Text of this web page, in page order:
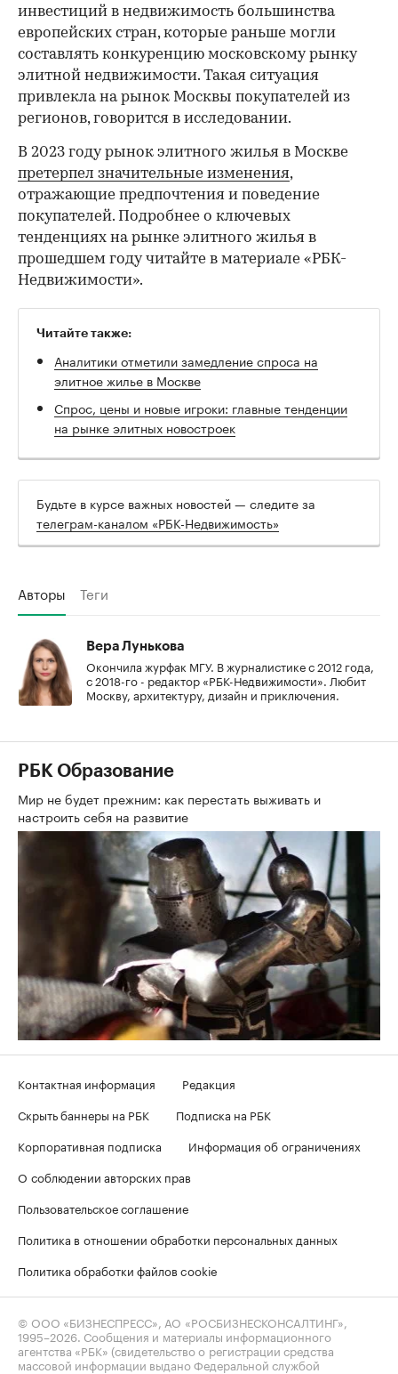
инвестиций в недвижимость большинства
европейских стран, которые раньше могли
составлять конкуренцию московскому рынку
элитной недвижимости. Такая ситуация
привлекла на рынок Москвы покупателей из
регионов, говорится в исследовании.
В 2023 году рынок элитного жилья в Москве
претерпел значительные изменения,
отражающие предпочтения и поведение
покупателей. Подробнее о ключевых
тенденциях на рынке элитного жилья в
прошедшем году читайте в материале «РБК-
Недвижимости».
Читайте также:
Аналитики отметили замедление спроса на
элитное жилье в Москве
Спрос, цены и новые игроки: главные тенденции
на рынке элитных новостроек
Будьте в курсе важных новостей — следите за
телеграм-каналом «РБК-Недвижимость»
Авторы Теги
Вера Лунькова
Окончила журфак МГУ. В журналистике с 2012 года,
с 2018-го - редактор «РБК-Недвижимости». Любит
Москву, архитектуру, дизайн и приключения.
РБК Образование
Мир не будет прежним: как перестать выживать и
настроить себя на развитие
Контактная информация
Редакция
Скрыть баннеры на РБК
Подписка на РБК
Корпоративная подписка
Информация об ограничениях
О соблюдении авторских прав
Пользовательское соглашение
Политика в отношении обработки персональных данных
Политика обработки файлов cookie
© ООО «БИЗНЕСПРЕСС», АО «РОСБИЗНЕСКОНСАЛТИНГ»,
1995–2026. Сообщения и материалы информационного
агентства «РБК» (свидетельство о регистрации средства
массовой информации выдано Федеральной службой